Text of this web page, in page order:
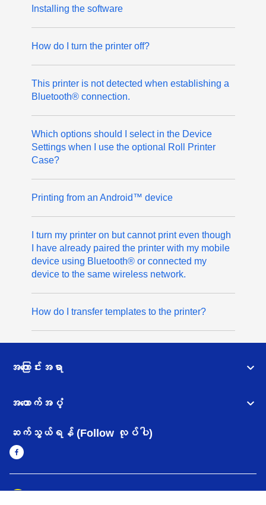
Installing the software
How do I turn the printer off?
This printer is not detected when establishing a
Bluetooth® connection.
Which options should I select in the Device
Settings when I use the optional Roll Printer
Case?
Printing from an Android™ device
I turn my printer on but cannot print even though
I have already paired the printer with my mobile
device using Bluetooth® or connected my
device to the same wireless network.
How do I transfer templates to the printer?
အကြောင်းအရာ
အထောက်အပံ့
ဆက်သွယ်ရန် (Follow လုပ်ပါ)